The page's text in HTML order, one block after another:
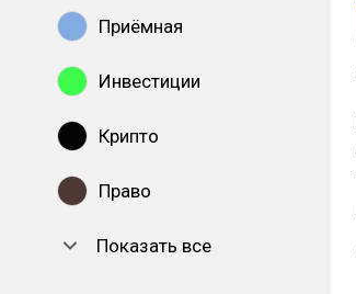
Приёмная
Инвестиции
Крипто
Право
Показать все